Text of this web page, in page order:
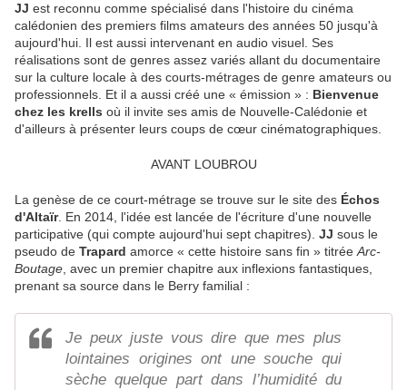
JJ est reconnu comme spécialisé dans l'histoire du cinéma
calédonien des premiers films amateurs des années 50 jusqu'à
aujourd'hui. Il est aussi intervenant en audio visuel. Ses
réalisations sont de genres assez variés allant du documentaire
sur la culture locale à des courts-métrages de genre amateurs ou
professionnels. Et il a aussi créé une « émission » : Bienvenue
chez les krells où il invite ses amis de Nouvelle-Calédonie et
d'ailleurs à présenter leurs coups de cœur cinématographiques.
AVANT LOUBROU
La genèse de ce court-métrage se trouve sur le site des Échos
d'Altaïr. En 2014, l'idée est lancée de l'écriture d'une nouvelle
participative (qui compte aujourd'hui sept chapitres). JJ sous le
pseudo de Trapard amorce « cette histoire sans fin » titrée Arc-
Boutage , avec un premier chapitre aux inflexions fantastiques,
prenant sa source dans le Berry familial :
Je peux juste vous dire que mes plus
lointaines origines ont une souche qui
sèche quelque part dans l’humidité du